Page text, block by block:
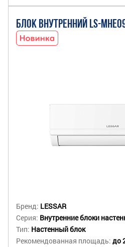
БЛОК ВНУТРЕННИЙ LS-
Бренд: LESSAR
Серия: Внутренние блоки
Тип: Настенный блок
Рекомендованная площадь: до